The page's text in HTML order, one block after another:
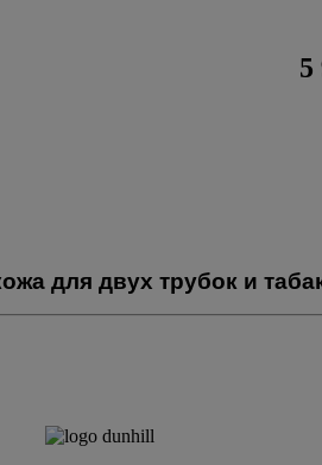
5
для двух трубок и